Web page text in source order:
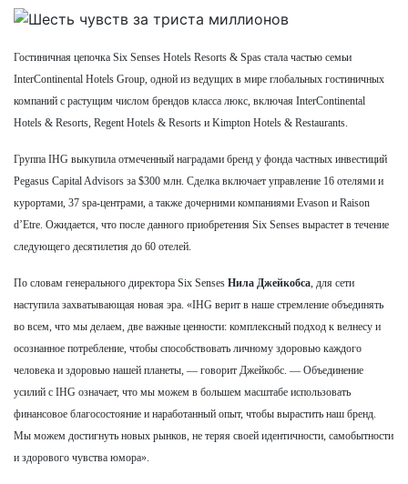
Гостиничная цепочка Six Senses Hotels Resorts & Spas стала частью семьи
InterContinental Hotels Group, одной из ведущих в мире глобальных гостиничных
компаний с растущим числом брендов класса люкс, включая InterContinental
Hotels & Resorts, Regent Hotels & Resorts и Kimpton Hotels & Restaurants.
Группа IHG выкупила отмеченный наградами бренд у фонда частных инвестиций
Pegasus Capital Advisors за $300 млн. Сделка включает управление 16 отелями и
курортами, 37 spa-центрами, а также дочерними компаниями Evason и Raison
d’Etre. Ожидается, что после данного приобретения Six Senses вырастет в течение
следующего десятилетия до 60 отелей.
По словам генерального директора Six Senses Нила Джейкобса , для сети
наступила захватывающая новая эра. «IHG верит в наше стремление объединять
во всем, что мы делаем, две важные ценности: комплексный подход к велнесу и
осознанное потребление, чтобы способствовать личному здоровью каждого
человека и здоровью нашей планеты, — говорит Джейкобс. — Объединение
усилий с IHG означает, что мы можем в большем масштабе использовать
финансовое благосостояние и наработанный опыт, чтобы вырастить наш бренд.
Мы можем достигнуть новых рынков, не теряя своей идентичности, самобытности
и здорового чувства юмора».